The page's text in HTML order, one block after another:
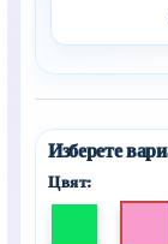
Цвят: